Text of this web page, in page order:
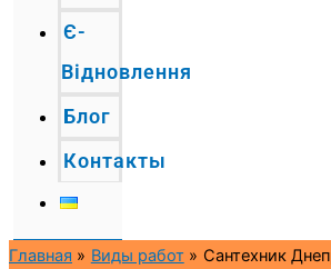
Є-
Відновлення
Блог
Контакты
Главная Виды работ Сантехник